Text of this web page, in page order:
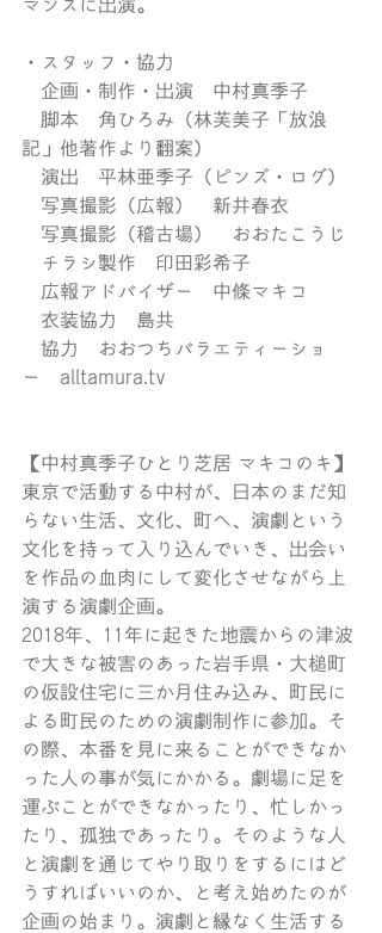
マンスに出演。
・スタッフ・協力
企画・制作・出演　中村真季子
脚本　角ひろみ（林芙美子「放浪
記」他著作より翻案）
演出　平林亜季子（ピンズ・ログ）
写真撮影（広報）　新井春衣
写真撮影（稽古場）　おおたこうじ
チラシ製作　印田彩希子
広報アドバイザー　中條マキコ
衣装協力　島共
協力　おおつちバラエティーショ
ー　alltamura.tv
【中村真季子ひとり芝居 マキコのキ】
東京で活動する中村が、日本のまだ知
らない生活、文化、町へ、演劇という
文化を持って入り込んでいき、出会い
を作品の血肉にして変化させながら上
演する演劇企画。
2018年、11年に起きた地震からの津波
で大きな被害のあった岩手県・大槌町
の仮設住宅に三か月住み込み、町民に
よる町民のための演劇制作に参加。そ
の際、本番を見に来ることができなか
った人の事が気にかかる。劇場に足を
運ぶことができなかったり、忙しかっ
たり、孤独であったり。そのような人
と演劇を通じてやり取りをするにはど
うすればいいのか、と考え始めたのが
企画の始まり。演劇と縁なく生活する